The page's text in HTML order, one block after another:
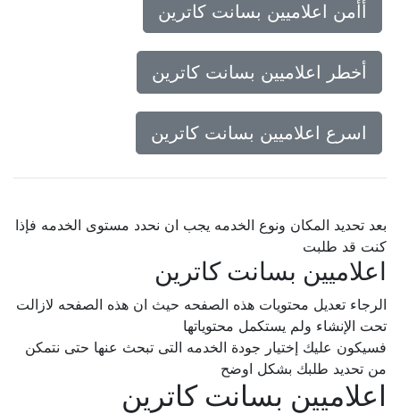
أأمن اعلاميين بسانت كاترين
أخطر اعلاميين بسانت كاترين
اسرع اعلاميين بسانت كاترين
بعد تحديد المكان ونوع الخدمه يجب ان نحدد مستوى الخدمه فإذا
كنت قد طلبت
اعلاميين بسانت كاترين
الرجاء تعديل محتويات هذه الصفحه حيث ان هذه الصفحه لازالت
تحت الإنشاء ولم يستكمل محتوياتها
فسيكون عليك إختيار جودة الخدمه التى تبحث عنها حتى نتمكن
من تحديد طلبك بشكل اوضح
اعلاميين بسانت كاترين